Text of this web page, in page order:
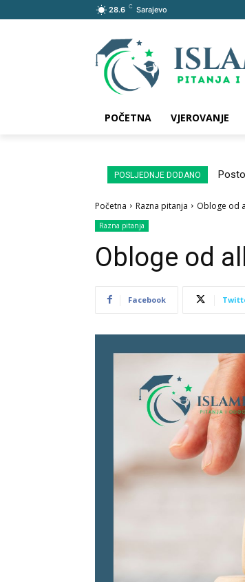
28.6 C Sarajevo
POČETNA VJEROVANJE
POSLJEDNJE DODANO
Početna Razna pitanja Obloge od
Razna pitanja
Obloge od
Facebook